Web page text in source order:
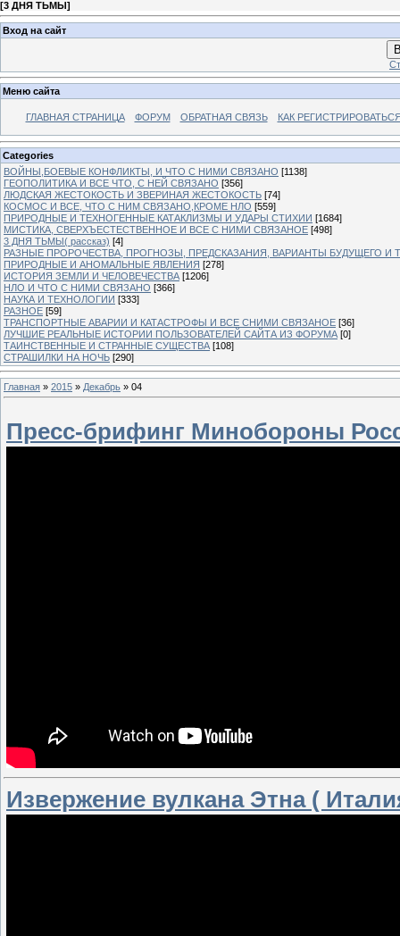
[3 ДНЯ ТЬМЫ]
Вход на сайт
Меню сайта
ГЛАВНАЯ СТРАНИЦА ФОРУМ ОБРАТНАЯ СВЯЗЬ КАК
Categories
ВОЙНЫ,БОЕВЫЕ КОНФЛИКТЫ, И ЧТО С НИМИ СВЯЗАНО [1138]
ГЕОПОЛИТИКА И ВСЕ ЧТО, С НЕЙ СВЯЗАНО [356]
ЛЮДСКАЯ ЖЕСТОКОСТЬ И ЗВЕРИНАЯ ЖЕСТОКОСТЬ [74]
КОСМОС И ВСЕ, ЧТО С НИМ СВЯЗАНО,КРОМЕ НЛО [559]
ПРИРОДНЫЕ И ТЕХНОГЕННЫЕ КАТАКЛИЗМЫ И УДАРЫ СТИХИИ [1684]
МИСТИКА, СВЕРХЪЕСТЕСТВЕННОЕ И ВСЕ С НИМИ СВЯЗАНОЕ [498]
3 ДНЯ ТЬМЫ( рассказ) [4]
РАЗНЫЕ ПРОРОЧЕСТВА, ПРОГНОЗЫ, ПРЕДСКАЗАНИЯ, ВАРИАНТЫ БУДУЩЕГО И
ПРИРОДНЫЕ И АНОМАЛЬНЫЕ ЯВЛЕНИЯ [278]
ИСТОРИЯ ЗЕМЛИ И ЧЕЛОВЕЧЕСТВА [1206]
НЛО И ЧТО С НИМИ СВЯЗАНО [366]
НАУКА И ТЕХНОЛОГИИ [333]
РАЗНОЕ [59]
ТРАНСПОРТНЫЕ АВАРИИ И КАТАСТРОФЫ И ВСЕ СНИМИ СВЯЗАНОЕ [36]
ЛУЧШИЕ РЕАЛЬНЫЕ ИСТОРИИ ПОЛЬЗОВАТЕЛЕЙ САЙТА ИЗ ФОРУМА [0]
ТАИНСТВЕННЫЕ И СТРАННЫЕ СУЩЕСТВА [108]
СТРАШИЛКИ НА НОЧЬ [290]
Главная » 2015 » Декабрь » 04
Пресс-брифинг Минобороны
Извержение вулкана Этна (